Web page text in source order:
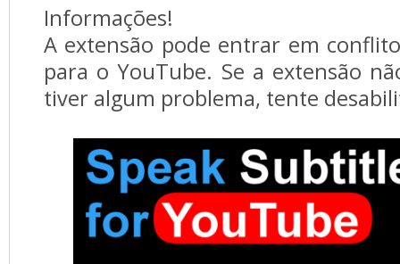
Informações!
A extensão pode entrar em
para o YouTube. Se a extensão
tiver algum problema, tente